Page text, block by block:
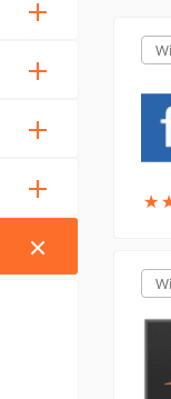
★
★